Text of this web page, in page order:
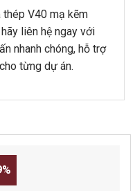
thép V40 mạ kẽm
liên hệ ngay với
nhanh chóng, hỗ trợ
từng dự án.